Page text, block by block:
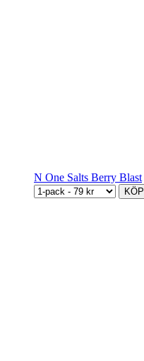
N One Salts Berry Blast
KÖP